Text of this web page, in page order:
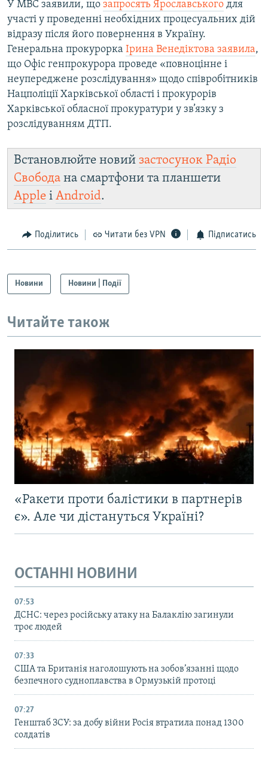
У МВС заявили, що запросять Ярославського для
участі у проведенні необхідних процесуальних дій
відразу після його повернення в Україну.
Генеральна прокурорка Ірина Венедіктова заявила,
що Офіс генпрокурора проведе «повноцінне і
неупереджене розслідування» щодо співробітників
Нацполіції Харківської області і прокурорів
Харківської обласної прокуратури у зв’язку з
розслідуванням ДТП.
Встановлюйте новий застосунок Радіо
Свобода на смартфони та планшети
Apple і Android.
Поділитись Читати без VPN Підписатись
Новини Новини | Події
Читайте також
«Ракети проти балістики в партнерів
є». Але чи дістануться Україні?
ОСТАННІ НОВИНИ
07:53
ДСНС: через російську атаку на Балаклію загинули
троє людей
07:33
США та Британія наголошують на зобов’язанні щодо
безпечного судноплавства в Ормузькій протоці
07:27
Генштаб ЗСУ: за добу війни Росія втратила понад 1300
солдатів